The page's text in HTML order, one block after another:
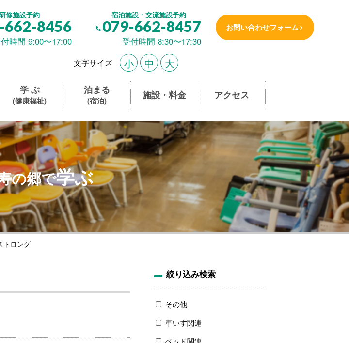
修施設予約
662-8456
時間 9:00〜17:00
宿泊施設・交流施設予約
079-662-8457
受付時間 8:30〜17:30
お問い合わせフォーム
文字サイズ 小 中 大
学 ぶ
(健康福祉)
泊まる
(宿泊) 施設・料金 アクセス
の郷で学ぶ
ロング
絞り込み検索
その他
車いす関連
ベッド関連